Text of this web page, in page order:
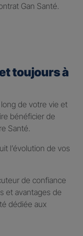
Gan Santé.
toujours à
de votre vie et
bénéficier de
Santé.
l’évolution de vos
de confiance
et avantages de
dédiée aux